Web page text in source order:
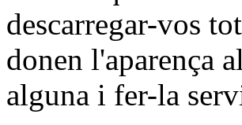
descarregar-vos
donen l'aparença
alguna i fer-la